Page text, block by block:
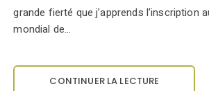
grande fierté que j’apprends l’inscription
mondial de…
CONTINUER LA LECTURE